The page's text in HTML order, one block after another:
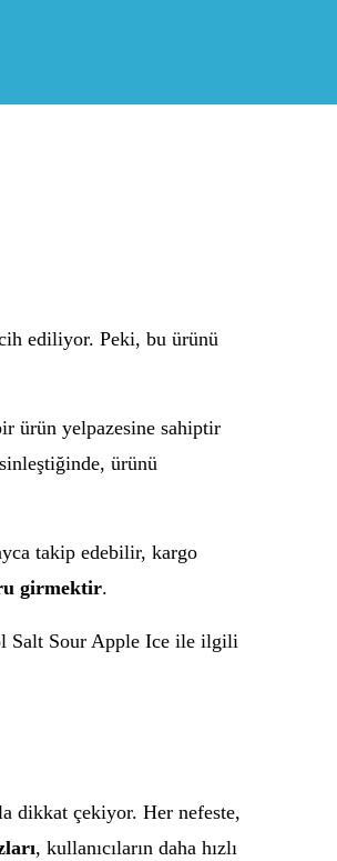
ediliyor. Peki, bu ürünü
ürün yelpazesine sahiptir
ürünü
takip edebilir, kargo
girmektir.
Salt Sour Apple Ice ile ilgili
dikkat çekiyor. Her nefeste,
, kullanıcıların daha hızlı